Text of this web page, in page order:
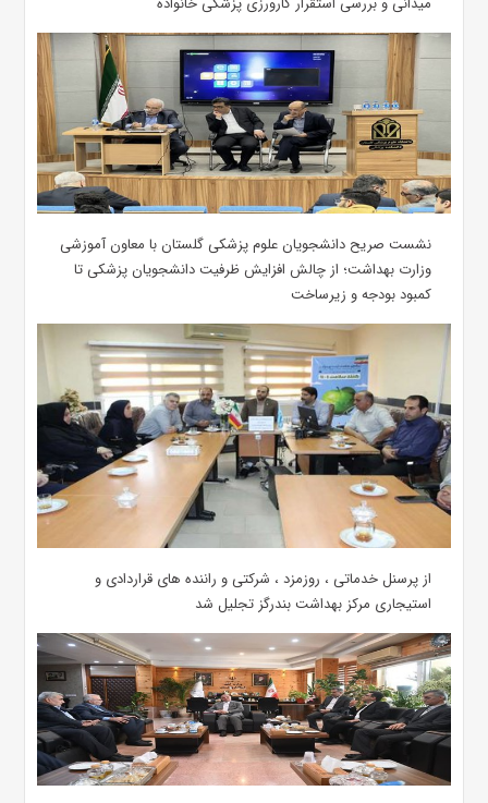
نشست صریح دانشجویان علوم پزشکی گلستان با معاون آموزشی
وزارت بهداشت؛ از چالش افزایش ظرفیت دانشجویان ‌پزشکی تا
کمبود بودجه و زیرساخت
از پرسنل خدماتی ، روزمزد ، شرکتی و راننده های قراردادی و
استیجاری مرکز بهداشت بندرگز تجلیل شد